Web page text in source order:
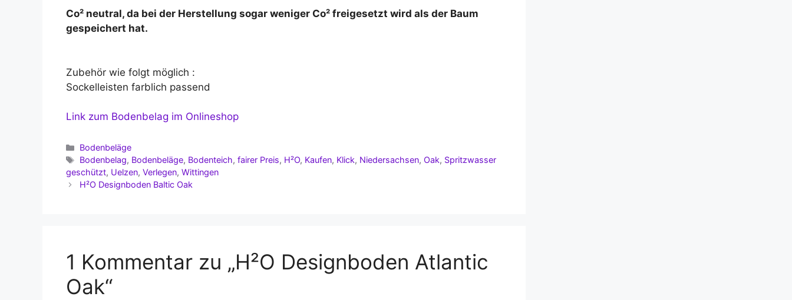
Co² neutral, da bei der Herstellung sogar weniger Co² freigesetzt wird als der Baum
gespeichert hat.
Zubehör wie folgt möglich :
Sockelleisten farblich passend
Link zum Bodenbelag im Onlineshop
Kategorien
Bodenbeläge
Schlagwörter
Bodenbelag, Bodenbeläge, Bodenteich,fairer Preis, H²O, Kaufen, Klick, Niedersachsen, Oak, Spritzwasser
geschützt, Uelzen, Verlegen, Wittingen
H²O Designboden Baltic Oak
1 Kommentar zu „H²O Designboden Atlantic
Oak“